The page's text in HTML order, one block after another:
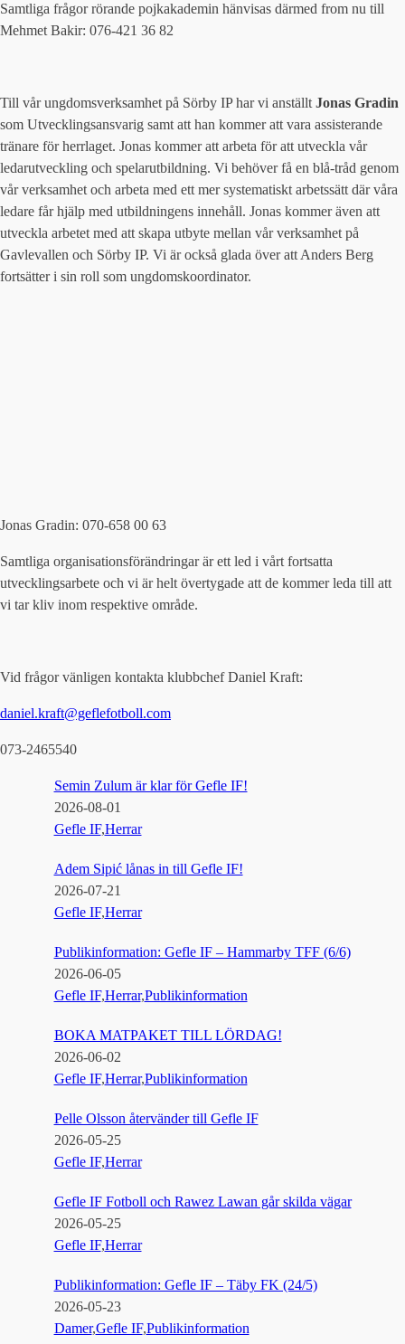
Samtliga frågor rörande pojkakademin hänvisas därmed from nu till
Mehmet Bakir: 076-421 36 82
Till vår ungdomsverksamhet på Sörby IP har vi anställt Jonas Gradin
som Utvecklingsansvarig samt att han kommer att vara assisterande
tränare för herrlaget. Jonas kommer att arbeta för att utveckla vår
ledarutveckling och spelarutbildning. Vi behöver få en blå-tråd genom
vår verksamhet och arbeta med ett mer systematiskt arbetssätt där våra
ledare får hjälp med utbildningens innehåll. Jonas kommer även att
utveckla arbetet med att skapa utbyte mellan vår verksamhet på
Gavlevallen och Sörby IP. Vi är också glada över att Anders Berg
fortsätter i sin roll som ungdomskoordinator.
Jonas Gradin: 070-658 00 63
Samtliga organisationsförändringar är ett led i vårt fortsatta
utvecklingsarbete och vi är helt övertygade att de kommer leda till att
vi tar kliv inom respektive område.
Vid frågor vänligen kontakta klubbchef Daniel Kraft:
daniel.kraft@geflefotboll.com
073-2465540
Semin Zulum är klar för Gefle IF!
2026-08-01
Gefle IF,Herrar
Adem Sipić lånas in till Gefle IF!
2026-07-21
Gefle IF,Herrar
Publikinformation: Gefle IF – Hammarby TFF (6/6)
2026-06-05
Gefle IF,Herrar,Publikinformation
BOKA MATPAKET TILL LÖRDAG!
2026-06-02
Gefle IF,Herrar,Publikinformation
Pelle Olsson återvänder till Gefle IF
2026-05-25
Gefle IF,Herrar
Gefle IF Fotboll och Rawez Lawan går skilda vägar
2026-05-25
Gefle IF,Herrar
Publikinformation: Gefle IF – Täby FK (24/5)
2026-05-23
Damer,Gefle IF,Publikinformation